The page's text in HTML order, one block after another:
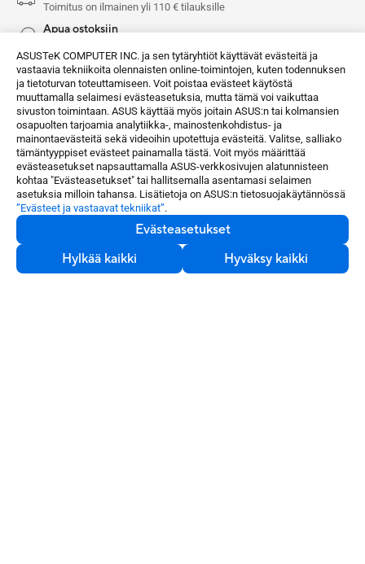
ASUSTeK COMPUTER INC. ja sen tytäryhtiöt käyttävät evästeitä ja
vastaavia tekniikoita olennaisten online-toimintojen, kuten todennuksen
ja tietoturvan toteuttamiseen. Voit poistaa evästeet käytöstä
muuttamalla selaimesi evästeasetuksia, mutta tämä voi vaikuttaa
sivuston toimintaan. ASUS käyttää myös joitain ASUS:n tai kolmansien
osapuolten tarjoamia analytiikka-, mainostenkohdistus- ja
mainontaevästeitä sekä videoihin upotettuja evästeitä. Valitse, salliako
tämäntyyppiset evästeet painamalla tästä. Voit myös määrittää
evästeasetukset napsauttamalla ASUS-verkkosivujen alatunnisteen
kohtaa "Evästeasetukset" tai hallitsemalla asentamasi selaimen
asetuksia milloin tahansa. Lisätietoja on ASUS:n tietosuojakäytännössä
”Evästeet ja vastaavat tekniikat”.
Evästeasetukset
Hylkää kaikki
Hyväksy kaikki
Toimitus on ilmainen yli 110 € tilauksille
Apua ostoksiin
Helpot palautukset
Vaivattomat palautukset 14 päivän aikana
Turvalliset maksut
Salatut maksuyhteydet
Kannettavat tietokoneet Kotiin Chromebook
Osta ja opi
Katso lisää